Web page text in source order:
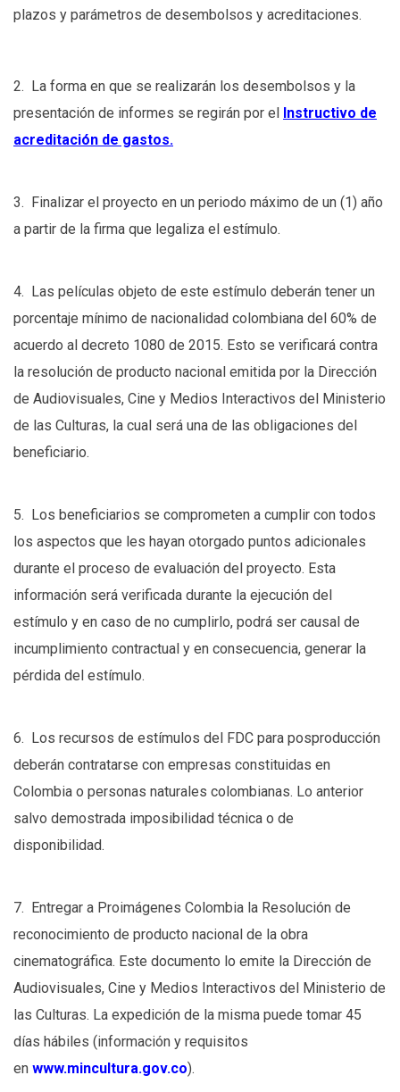
plazos y parámetros de desembolsos y acreditaciones.
2. La forma en que se realizarán los desembolsos y la
presentación de informes se regirán por el
Instructivo de
acreditación de gastos.
3. Finalizar el proyecto en un periodo máximo de un (1) año
a partir de la firma que legaliza el estímulo.
4. Las películas objeto de este estímulo deberán tener un
porcentaje mínimo de nacionalidad colombiana del 60% de
acuerdo al decreto 1080 de 2015. Esto se verificará contra
la resolución de producto nacional emitida por la Dirección
de Audiovisuales, Cine y Medios Interactivos del Ministerio
de las Culturas, la cual será una de las obligaciones del
beneficiario.
5. Los beneficiarios se comprometen a cumplir con todos
los aspectos que les hayan otorgado puntos adicionales
durante el proceso de evaluación del proyecto. Esta
información será verificada durante la ejecución del
estímulo y en caso de no cumplirlo, podrá ser causal de
incumplimiento contractual y en consecuencia, generar la
pérdida del estímulo.
6. Los recursos de estímulos del FDC para posproducción
deberán contratarse con empresas constituidas en
Colombia o personas naturales colombianas. Lo anterior
salvo demostrada imposibilidad técnica o de
disponibilidad.
7. Entregar a Proimágenes Colombia la Resolución de
reconocimiento de producto nacional de la obra
cinematográfica. Este documento lo emite la Dirección de
Audiovisuales, Cine y Medios Interactivos del Ministerio de
las Culturas. La expedición de la misma puede tomar 45
días hábiles (información y requisitos
en www.mincultura.gov.co).